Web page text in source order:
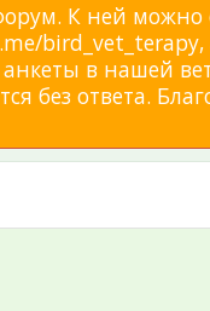
К ней можно
в нашей
без ответа.